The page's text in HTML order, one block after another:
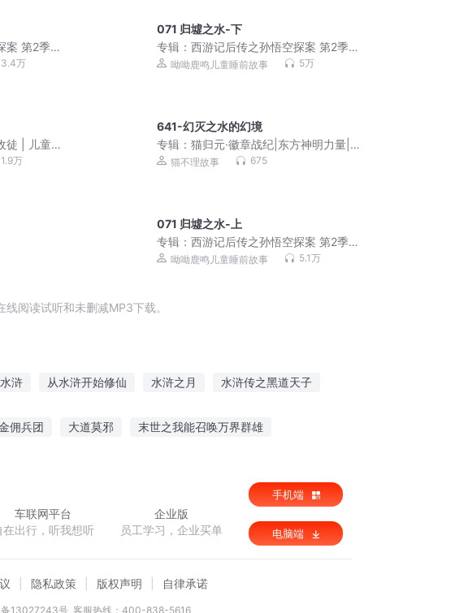
案 第2季 |
3.4万
071 归墟之水-下
专辑：西游记后传之孙悟空探案 第2季 |
儿童睡前故事
呦呦鹿鸣儿童睡前故事 5万
徒 | 儿童
1.9万
641-幻灭之水的幻境
专辑：猫归元·徽章战纪|东方神明力量|
热血英雄|猫不理
猫不理故事 675
071 归墟之水-上
专辑：西游记后传之孙悟空探案 第2季 |
儿童睡前故事
呦呦鹿鸣儿童睡前故事 5.1万
阅读试听和未删减MP3下载。
浒 从水浒开始修仙 水浒之月 水浒传之黑道天子
佣兵团 大道莫邪 末世之我能召唤万界群雄
车联网平台
在出行，听我想听
企业版
员工学习，企业买单
手机端
电脑端
隐私政策 版权声明 自律承诺
13027243号 客服热线：400-838-5616